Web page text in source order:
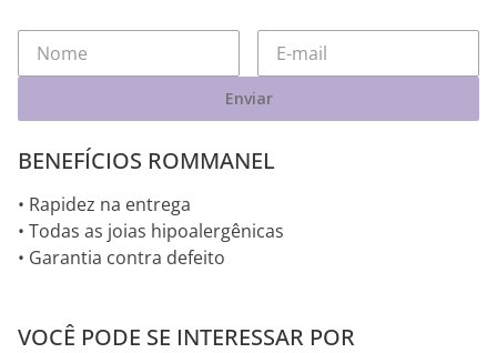
Enviar
BENEFÍCIOS ROMMANEL
• Rapidez na entrega
• Todas as joias hipoalergênicas
• Garantia contra defeito
VOCÊ PODE SE INTERESSAR POR